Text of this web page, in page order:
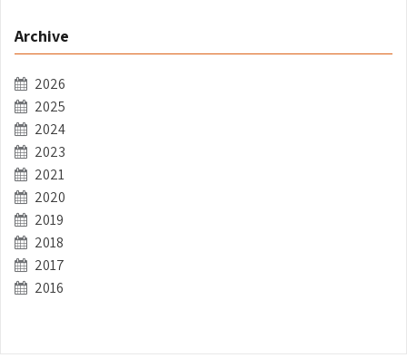
Archive
2026
2025
2024
2023
2021
2020
2019
2018
2017
2016